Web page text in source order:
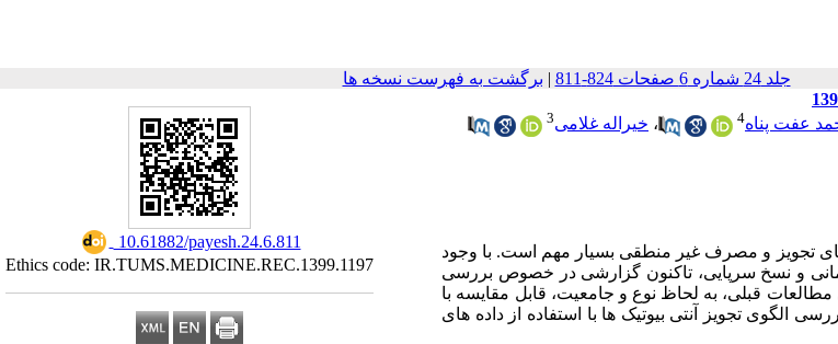
جلد 24 شماره 6 صفحات 824-811 | برگشت به فهرست نسخه ها
‎ 10.61882/payesh.24.6.811
Ethics code: IR.TUMS.MEDICINE.REC.1399.1197
عفت پناه4 ، خیراله غلامی3
تجویز و مصرف غیر منطقی بسیار مهم است. با وجود
و نسخ سرپایی، تاکنون گزارشی در خصوص بررسی
قبلی، به لحاظ نوع و جامعیت، قابل مقایسه با
الگوی تجویز آنتی بیوتیک ها با استفاده از داده های